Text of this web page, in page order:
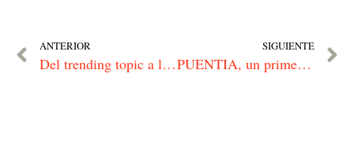
ANTERIOR
Del trending topic a la tendencia. El marketing habla español 4
SIGUIENTE
PUENTIA, un primer aniversario para recordar